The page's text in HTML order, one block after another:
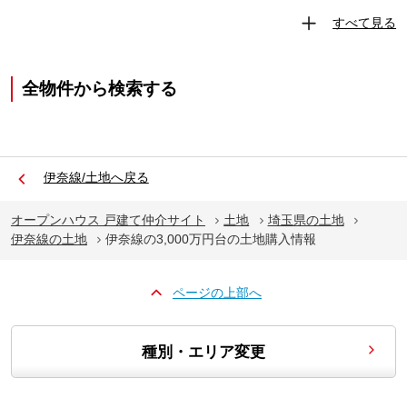
すべて見る
全物件から検索する
伊奈線/土地へ戻る
オープンハウス 戸建て仲介サイト 土地
埼玉県の土地
伊奈線の土地
伊奈線の3,000万円台の土地購入情報
ページの上部へ
種別・エリア変更